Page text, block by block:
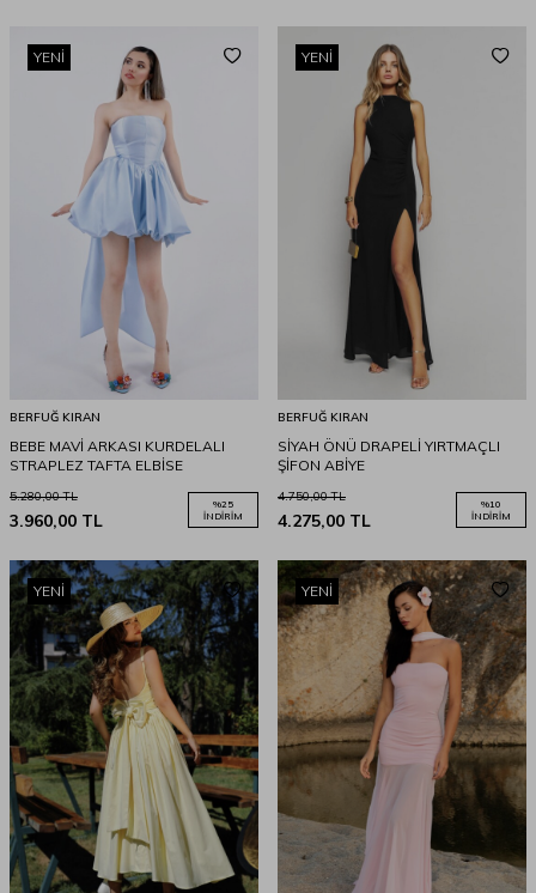
YENI
BERFUĞ KIRAN
BEBE MAVİ ARKASI KURDELALI
STRAPLEZ TAFTA ELBİSE
5.280,00TL
3.960,00 TL
%25
İNDIRIM
YENI
BERFUĞ KIRAN
SİYAH ÖNÜ DRAPELİ YIRTMAÇLI
ŞİFON ABİYE
4.750,00TL
4.275,00 TL
%10
İNDIRIM
YENI YENI